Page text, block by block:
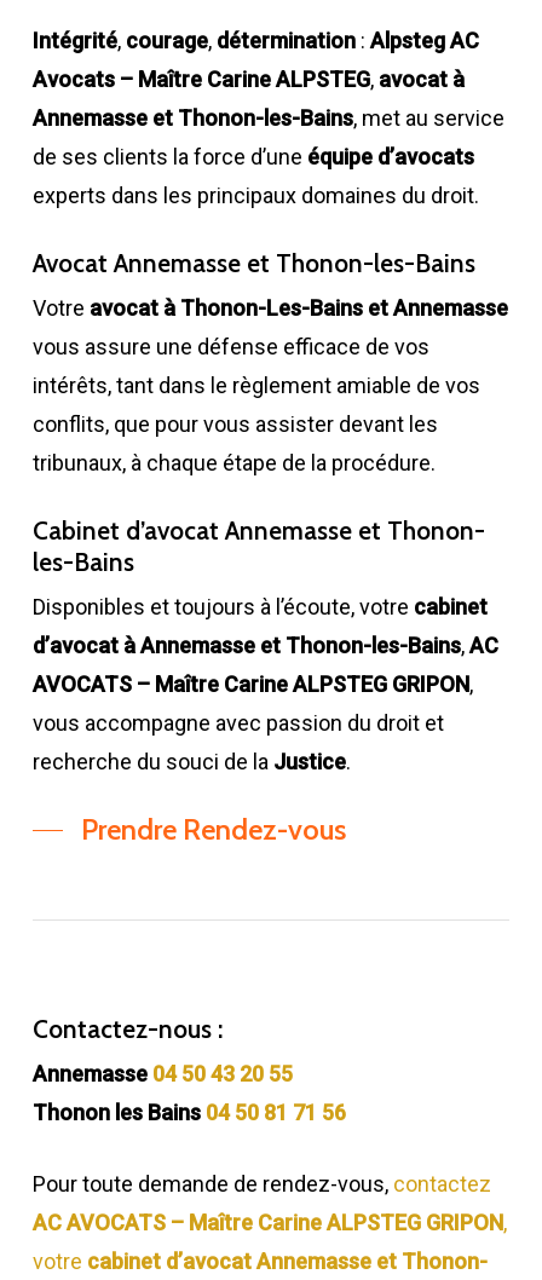
Intégrité, courage, détermination:Alpsteg AC
Avocats – Maître Carine ALPSTEG, avocat à
Annemasse et Thonon-les-Bains, met au service
de ses clients la force d’une équipe d’avocats
experts dans les principaux domaines du droit.
Avocat Annemasse et Thonon-les-Bains
Votre avocat à Thonon-Les-Bains et Annemasse
vous assure une défense efficace de vos
intérêts, tant dans le règlement amiable de vos
conflits, que pour vous assister devant les
tribunaux, à chaque étape de la procédure.
Cabinet d’avocat Annemasse et Thonon-
les-Bains
Disponibles et toujours à l’écoute, votre cabinet
d’avocat à Annemasse et Thonon-les-Bains,AC
AVOCATS – Maître Carine ALPSTEG GRIPON,
vous accompagne avec passion du droit et
recherche du souci de la Justice.
Prendre Rendez-vous
Contactez-nous :
Annemasse 04 50 43 20 55
Thonon les Bains 04 50 81 71 56
Pour toute demande de rendez-vous, contactez
AC AVOCATS – Maître Carine ALPSTEG GRIPON,
votre cabinet d’avocat Annemasse et Thonon-